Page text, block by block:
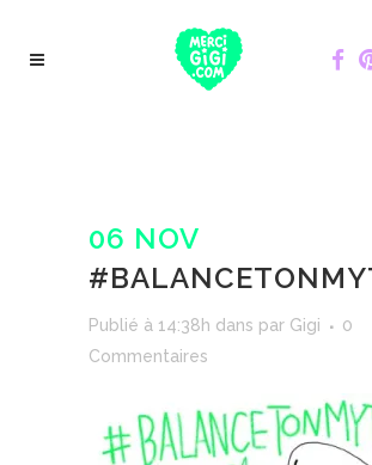
06 NOV
Publié à 14:38h dans par Gigi
0
Commentaires